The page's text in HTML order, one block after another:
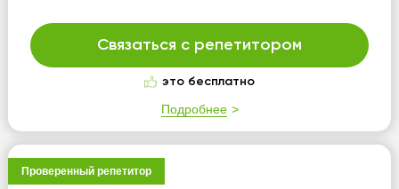
Связаться с репетитором
это бесплатно
Подробнее
Проверенный репетитор